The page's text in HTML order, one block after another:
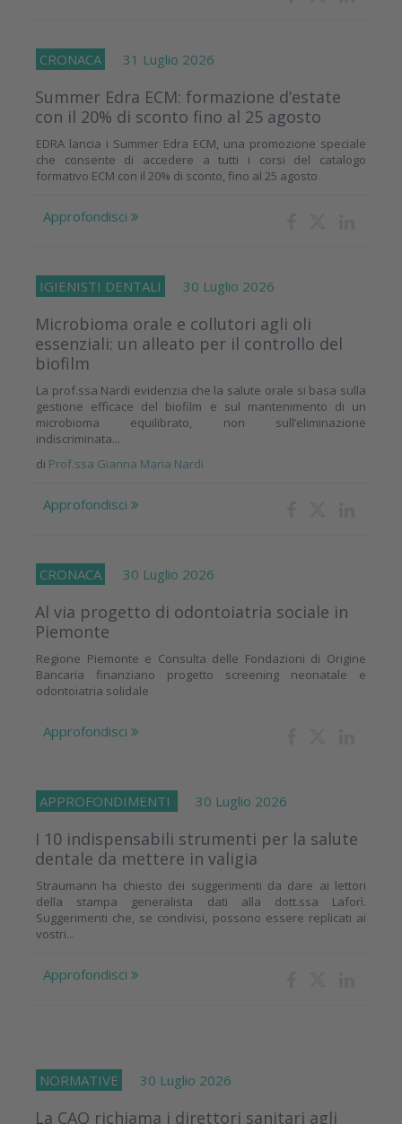
CRONACA 31 Luglio 2026
Summer Edra ECM: formazione d’estate
con il 20% di sconto fino al 25 agosto
EDRA lancia i Summer Edra ECM, una promozione speciale
che consente di accedere a tutti i corsi del catalogo
formativo ECM con il 20% di sconto, fino al 25 agosto
Approfondisci
IGIENISTI DENTALI 30 Luglio 2026
Microbioma orale e collutori agli oli
essenziali: un alleato per il controllo del
biofilm
La prof.ssa Nardi evidenzia che la salute orale si basa sulla
gestione efficace del biofilm e sul mantenimento di un
microbioma equilibrato, non sull’eliminazione
indiscriminata...
di Prof.ssa Gianna Maria Nardi
Approfondisci
CRONACA 30 Luglio 2026
Al via progetto di odontoiatria sociale in
Piemonte
Regione Piemonte e Consulta delle Fondazioni di Origine
Bancaria finanziano progetto screening neonatale e
odontoiatria solidale
Approfondisci
APPROFONDIMENTI 30 Luglio 2026
I 10 indispensabili strumenti per la salute
dentale da mettere in valigia
Straumann ha chiesto dei suggerimenti da dare ai lettori
della stampa generalista dati alla dott.ssa Laforì.
Suggerimenti che, se condivisi, possono essere replicati ai
vostri...
Approfondisci
NORMATIVE 30 Luglio 2026
La CAO richiama i direttori sanitari agli